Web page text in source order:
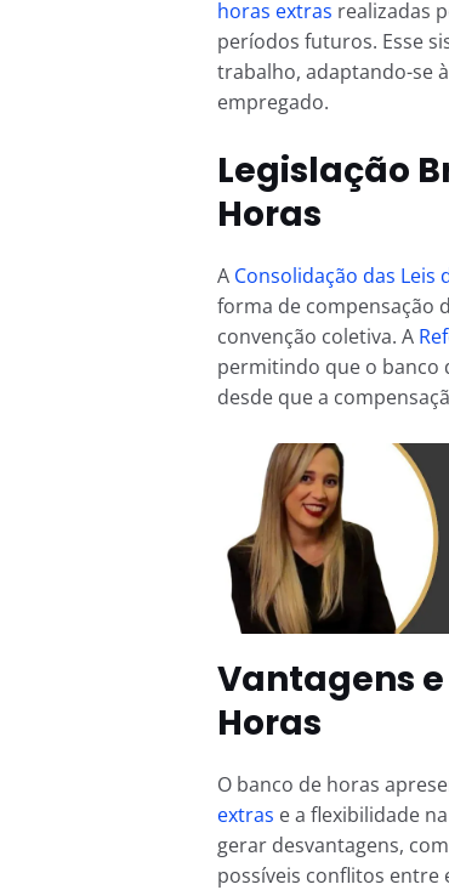
horas extras realizadas
períodos futuros. Esse
trabalho, adaptando-se
empregado.
Legislação
Horas
A Consolidação das Leis
forma de compensação
convenção coletiva. A
permitindo que o banco
desde que a
Vantagens
Horas
O banco de horas
extras e a flexibilidade
gerar desvantagens,
possíveis conflitos entre